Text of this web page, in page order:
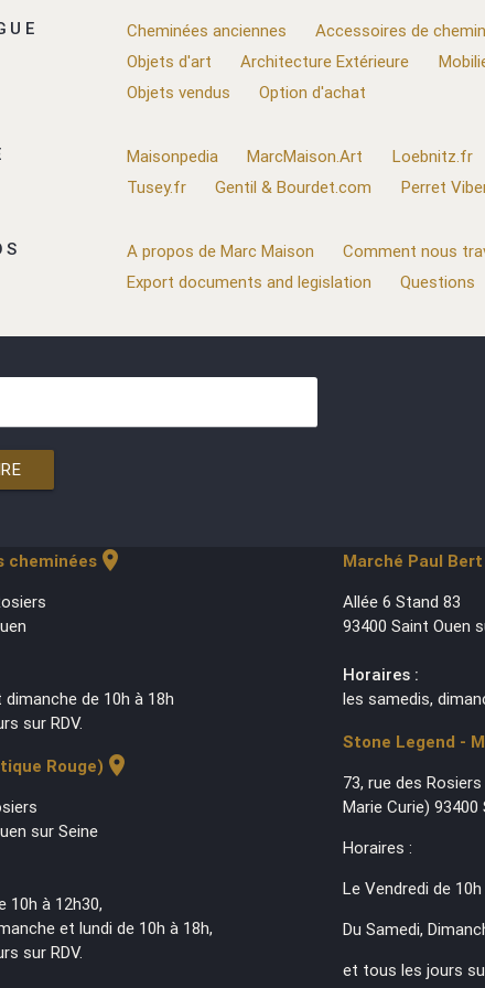
Cheminées anciennes Accessoires de
Objets d'art
Architecture Extérieure
Objets vendus
Option d'achat
Maisonpedia MarcMaison.Art Loebnitz.fr
Tusey.fr
Gentil & Bourdet.com Perret
A propos de Marc Maison Comment nous
Export documents and legislation
Questions
cheminéeslocation_on
de 10h à 18h
sur RDV.
Rouge) location_on
sur Seine
10h à 12h30,
et lundi de 10h à 18h,
sur RDV.
Marché Paul Bert
Allée 6 Stand 83
93400 Saint Ouen
Horaires :
les samedis,
Stone Legend -
73, rue des
Marie Curie) 93400
Horaires :
Le Vendredi de 10h
Du Samedi,
et tous les jours